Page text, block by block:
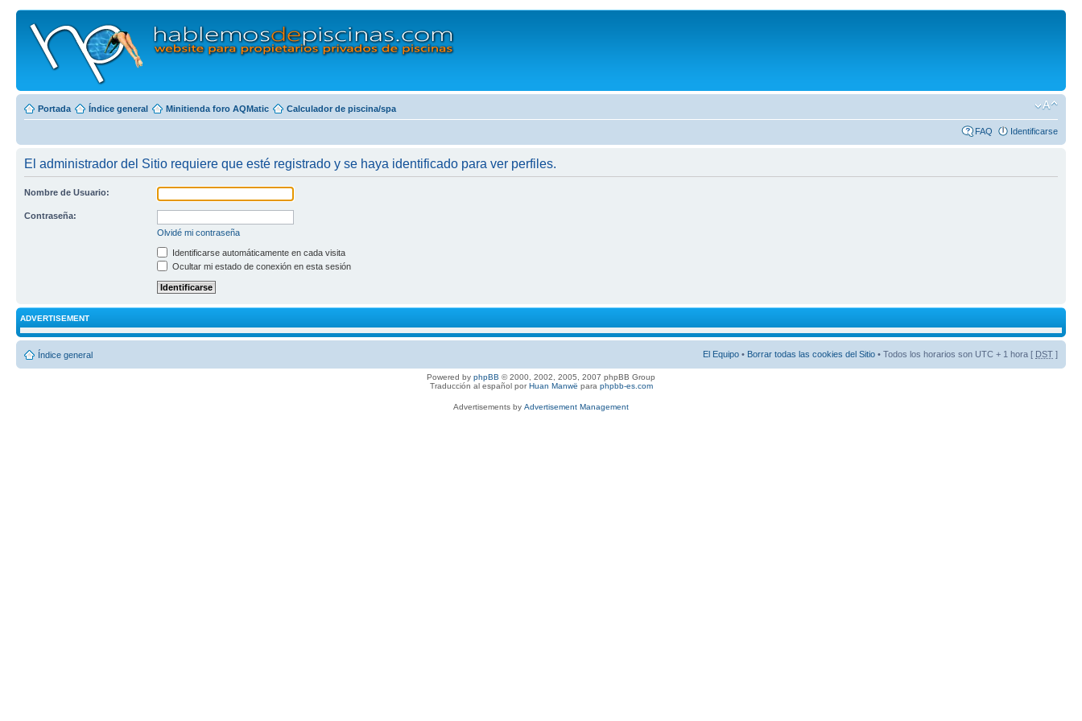
Portada Índice general Minitienda foro AQMatic Calculador de piscina/spa
FAQ Identificarse
El administrador del Sitio requiere que esté registrado y se haya identificado para ver perfiles.
Nombre de Usuario:
Contraseña:
Olvidé mi contraseña
Identificarse automáticamente en cada visita
Ocultar mi estado de conexión en esta sesión
ADVERTISEMENT
Índice general El Equipo • Borrar todas las cookies del Sitio • Todos los horarios son UTC + 1 hora [ DST ]
Powered by phpBB © 2000, 2002, 2005, 2007 phpBB Group
Traducción al español porHuan Manwë para phpbb-es.com
Advertisements by Advertisement Management